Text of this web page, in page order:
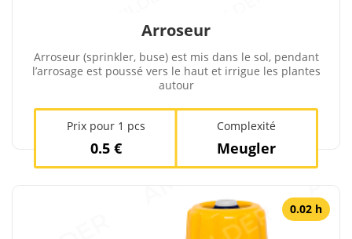
Arroseur
Arroseur (sprinkler, buse) est mis dans le sol, pendant
l’arrosage est poussé vers le haut et irrigue les plantes
autour
Prix ​​pour 1 pcs
0.5 €
Complexité
Meugler
0.02 h